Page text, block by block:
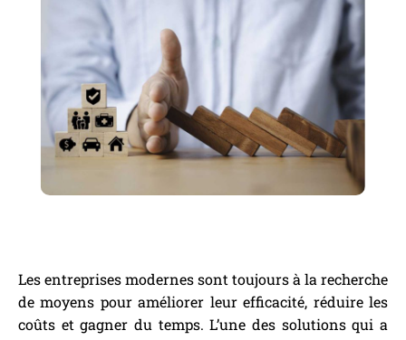
Les entreprises modernes sont toujours à la recherche
de moyens pour améliorer leur efficacité, réduire les
coûts et gagner du temps. L’une des solutions qui a